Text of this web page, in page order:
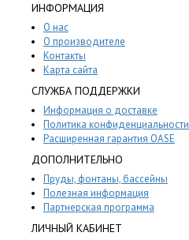
ИНФОРМАЦИЯ
О нас
О производителе
Контакты
Карта сайта
СЛУЖБА ПОДДЕРЖКИ
Информация о доставке
Политика конфиденциальности
Расширенная гарантия OASE
ДОПОЛНИТЕЛЬНО
Пруды, фонтаны, бассейны
Полезная информация
Партнерская программа
ЛИЧНЫЙ КАБИНЕТ